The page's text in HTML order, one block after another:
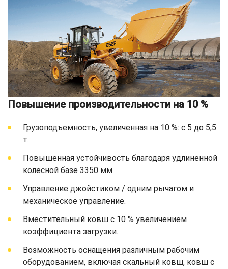
Повышение производительности на 10 %
Грузоподъемность, увеличенная на 10 %: с 5 до 5,5
т.
Повышенная устойчивость благодаря удлиненной
колесной базе 3350 мм
Управление джойстиком / одним рычагом и
механическое управление.
Вместительный ковш с 10 % увеличением
коэффициента загрузки.
Возможность оснащения различным рабочим
оборудованием, включая скальный ковш, ковш с